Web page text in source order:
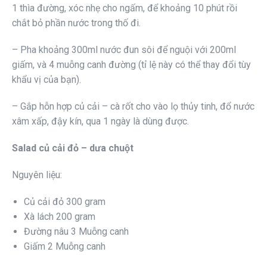
1 thìa đường, xóc nhẹ cho ngấm, để khoảng 10 phút rồi
chắt bỏ phần nước trong thố đi.
– Pha khoảng 300ml nước đun sôi để nguội với 200ml
giấm, và 4 muỗng canh đường (tỉ lệ này có thể thay đổi tùy
khẩu vị của bạn).
– Gắp hỗn hợp củ cải – cà rốt cho vào lọ thủy tinh, đổ nước
xâm xấp, đậy kín, qua 1 ngày là dùng được.
Salad củ cải đỏ – dưa chuột
Nguyên liệu:
Củ cải đỏ 300 gram
Xà lách 200 gram
Đường nâu 3 Muỗng canh
Giấm 2 Muỗng canh